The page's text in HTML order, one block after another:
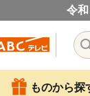
令
ものから探